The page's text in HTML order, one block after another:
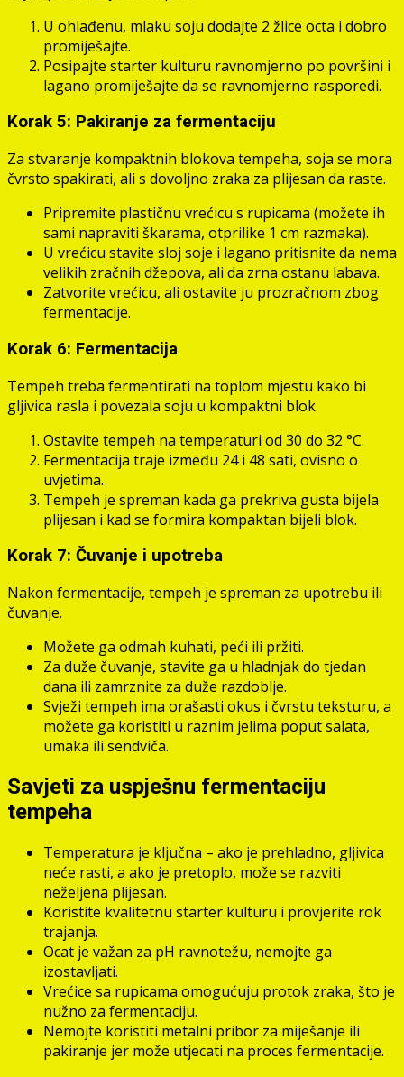
U ohlađenu, mlaku soju dodajte 2 žlice octa i dobro
promiješajte.
Posipajte starter kulturu ravnomjerno po površini i
lagano promiješajte da se ravnomjerno rasporedi.
Korak 5: Pakiranje za fermentaciju
Za stvaranje kompaktnih blokova tempeha, soja se mora
čvrsto spakirati, ali s dovoljno zraka za plijesan da raste.
Pripremite plastičnu vrećicu s rupicama (možete ih
sami napraviti škarama, otprilike 1 cm razmaka).
U vrećicu stavite sloj soje i lagano pritisnite da nema
velikih zračnih džepova, ali da zrna ostanu labava.
Zatvorite vrećicu, ali ostavite ju prozračnom zbog
fermentacije.
Korak 6: Fermentacija
Tempeh treba fermentirati na toplom mjestu kako bi
gljivica rasla i povezala soju u kompaktni blok.
Ostavite tempeh na temperaturi od 30 do 32 °C.
Fermentacija traje između 24 i 48 sati, ovisno o
uvjetima.
Tempeh je spreman kada ga prekriva gusta bijela
plijesan i kad se formira kompaktan bijeli blok.
Korak 7: Čuvanje i upotreba
Nakon fermentacije, tempeh je spreman za upotrebu ili
čuvanje.
Možete ga odmah kuhati, peći ili pržiti.
Za duže čuvanje, stavite ga u hladnjak do tjedan
dana ili zamrznite za duže razdoblje.
Svježi tempeh ima orašasti okus i čvrstu teksturu, a
možete ga koristiti u raznim jelima poput salata,
umaka ili sendviča.
Savjeti za uspješnu fermentaciju
tempeha
Temperatura je ključna – ako je prehladno, gljivica
neće rasti, a ako je pretoplo, može se razviti
neželjena plijesan.
Koristite kvalitetnu starter kulturu i provjerite rok
trajanja.
Ocat je važan za pH ravnotežu, nemojte ga
izostavljati.
Vrećice sa rupicama omogućuju protok zraka, što je
nužno za fermentaciju.
Nemojte koristiti metalni pribor za miješanje ili
pakiranje jer može utjecati na proces fermentacije.